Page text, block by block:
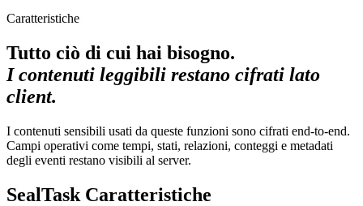
Caratteristiche
Tutto ciò di cui hai bisogno.
I contenuti leggibili restano cifrati lato
client.
I contenuti sensibili usati da queste funzioni sono cifrati end-to-end.
Campi operativi come tempi, stati, relazioni, conteggi e metadati
degli eventi restano visibili al server.
SealTask Caratteristiche